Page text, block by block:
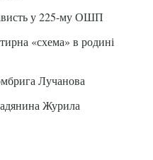
у 225-му ОШП
«схема» в родині
Лучанова
Журила